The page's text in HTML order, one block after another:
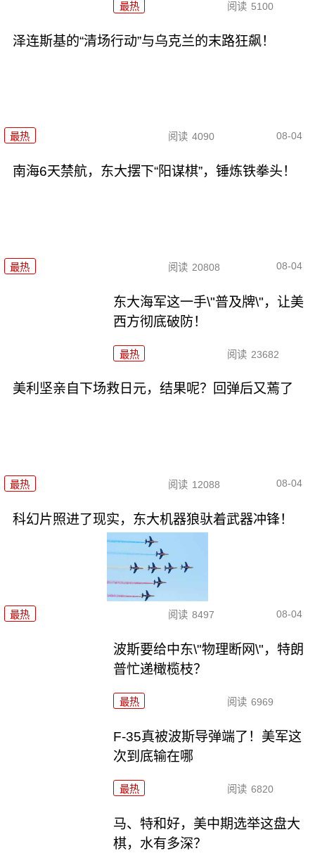
最热 阅读 5100
泽连斯基的“清场行动”与乌克兰的末路狂飙！
最热 阅读 4090 08-04
南海6天禁航，东大摆下“阳谋棋”，锤炼铁拳头！
最热 阅读 20808 08-04
东大海军这一手\"普及牌\"，让美
西方彻底破防！
最热 阅读 23682
美利坚亲自下场救日元，结果呢？回弹后又蔫了
最热 阅读 12088 08-04
科幻片照进了现实，东大机器狼驮着武器冲锋！
最热 阅读 8497 08-04
波斯要给中东\"物理断网\"，特朗
普忙递橄榄枝？
最热 阅读 6969
F-35真被波斯导弹端了！美军这
次到底输在哪
最热 阅读 6820
马、特和好，美中期选举这盘大
棋，水有多深？